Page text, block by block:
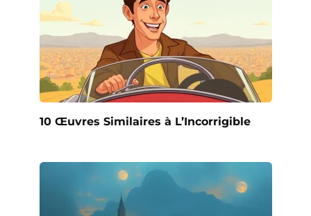
10 Œuvres Similaires à L’Incorrigible